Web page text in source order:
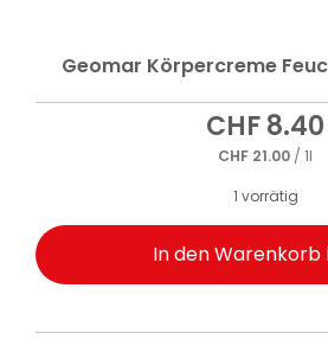
Geomar Körpercreme
CHF8.40
CHF 21.00 / 1l
1 vorrätig
In den Warenkorb